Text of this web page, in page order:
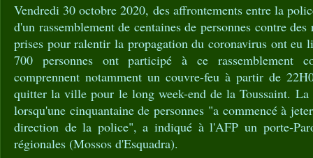
Vendredi 30 octobre 2020, des affrontements entre la
d'un rassemblement de centaines de personnes contre
prises pour ralentir la propagation du coronavirus ont eu
700 personnes ont participé à ce rassemblement
comprennent notamment un couvre-feu à partir de
quitter la ville pour le long week-end de la Toussaint. La
lorsqu'une cinquantaine de personnes "a commencé à
direction de la police", a indiqué à l'AFP un porte-
régionales (Mossos d'Esquadra).